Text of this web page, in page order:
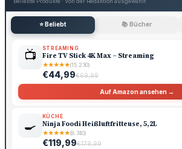
⭐ Beliebt 📚 Bücher
📺 STREAMING
Fire TV Stick 4K Max – Streaming
★★★★★(15.230)
€44,99€69,99
Auf Amazon ansehen →
🍳
KÜCHE
Ninja Foodi Heißluftfritteuse, 5,2L
★★★★★(8.740)
€119,99€179,99